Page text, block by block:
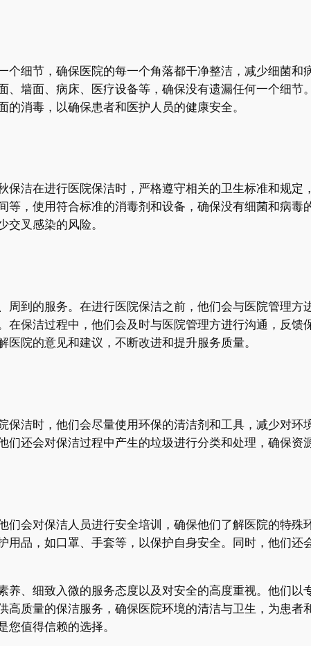
个细节，确保医院的每一个角落都干净整洁，减少细菌和
墙面、病床、医疗设备等，确保没有遗漏任何一个细节
消毒，以确保患者和医护人员的健康安全。
保洁在进行医院保洁时，严格遵守相关的卫生标准和规定
等，使用符合标准的消毒剂和设备，确保没有细菌和病毒
叉感染的风险。
到的服务。在进行医院保洁之前，他们会与医院管理方
保洁过程中，他们会及时与医院管理方进行沟通，反馈
院的意见和建议，不断改进和提升服务质量。
洁时，他们会尽量使用环保的清洁剂和工具，减少对环
还会对保洁过程中产生的垃圾进行分类和处理，确保资
会对保洁人员进行安全培训，确保他们了解医院的特殊
品，如口罩、手套等，以保护自身安全。同时，他们还
养、细致入微的服务态度以及对安全的高度重视。他们以
质量的保洁服务，确保医院环境的清洁与卫生，为患者
值得信赖的选择。